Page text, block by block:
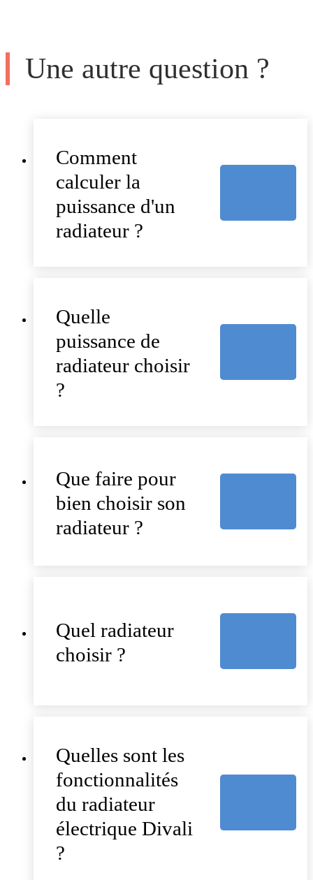
Une autre question ?
Comment
calculer la
puissance d'un
radiateur ?
Quelle
puissance de
radiateur choisir
?
Que faire pour
bien choisir son
radiateur ?
Quel radiateur
choisir ?
Quelles sont les
fonctionnalités
du radiateur
électrique Divali
?